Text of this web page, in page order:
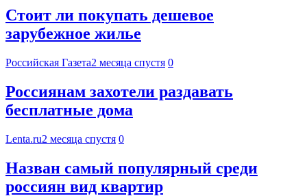
Стоит ли покупать дешевое
зарубежное жилье
Российская Газета2 месяца спустя 0
Россиянам захотели раздавать
бесплатные дома
Lenta.ru2 месяца спустя 0
Назван самый популярный среди
россиян вид квартир